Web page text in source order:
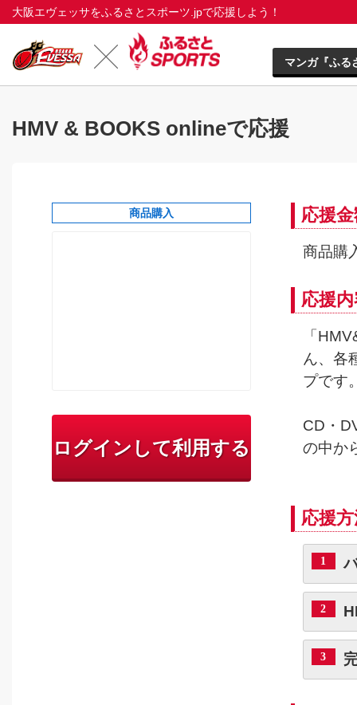
大阪エヴェッサをふるさとスポーツ.jpで応援しよう！
マンガ『ふる
HMV & BOOKS onlineで応援
商品購入
ログインして利用する
応援
商品購
応援
「
ん、各
プです
CD・
の中か
応援
1
2
3